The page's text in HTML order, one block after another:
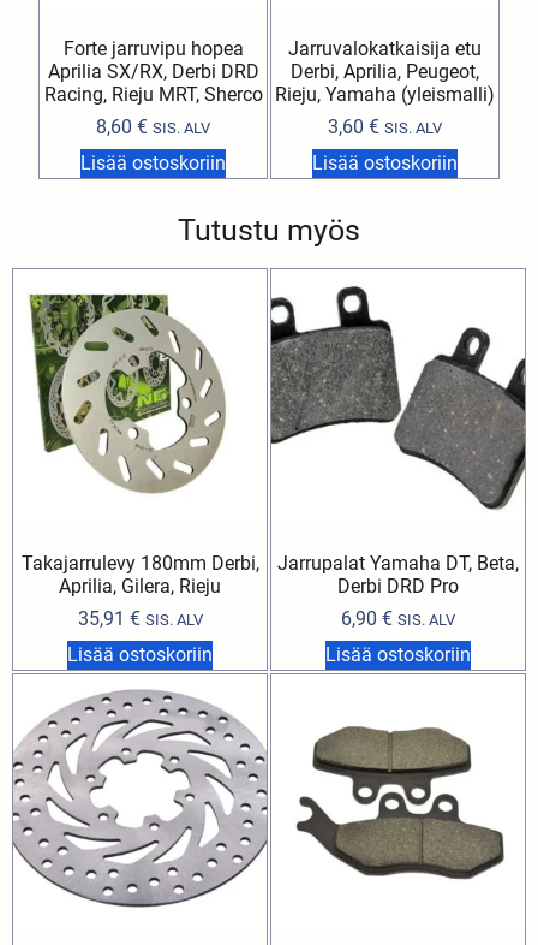
Forte jarruvipu hopea
Aprilia SX/RX, Derbi DRD
Racing, Rieju MRT, Sherco
8,60€ SIS. ALV
Lisää ostoskoriin
Jarruvalokatkaisija etu
Derbi, Aprilia, Peugeot,
Rieju, Yamaha (yleismalli)
3,60 € SIS. ALV
Lisää ostoskoriin
Tutustu myös
Takajarrulevy 180mm Derbi,
Aprilia, Gilera, Rieju
35,91 € SIS. ALV
Lisää ostoskoriin
Jarrupalat Yamaha DT, Beta,
Derbi DRD Pro
6,90 € SIS. ALV
Lisää ostoskoriin